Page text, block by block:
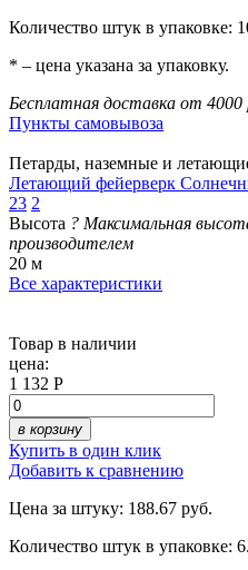
Количество штук в упаковке:
* – цена указана за упаковку.
Бесплатная доставка от 4000
Пункты самовывоза
Петарды, наземные и
Летающий фейерверк
23 2
Высота ? Максимальная
производителем
20 м
Все характеристики
Товар в наличии
цена:
1 132 Р
в корзину
Купить в один клик
Добавить к сравнению
Цена за штуку: 188.67 руб.
Количество штук в упаковке: 6.